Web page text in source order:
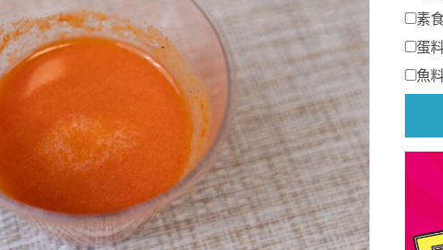
素
蛋
魚